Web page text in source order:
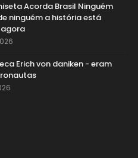
Acorda Brasil Ninguém
ninguém a história está
Erich von daniken - eram